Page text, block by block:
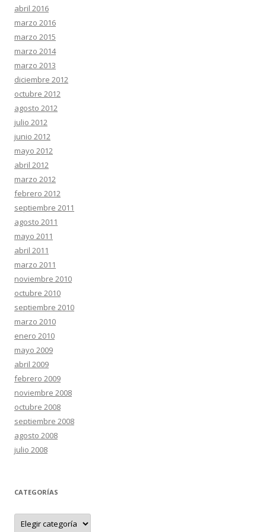
abril 2016
marzo 2016
marzo 2015
marzo 2014
marzo 2013
diciembre 2012
octubre 2012
agosto 2012
julio 2012
junio 2012
mayo 2012
abril 2012
marzo 2012
febrero 2012
septiembre 2011
agosto 2011
mayo 2011
abril 2011
marzo 2011
noviembre 2010
octubre 2010
septiembre 2010
marzo 2010
enero 2010
mayo 2009
abril 2009
febrero 2009
noviembre 2008
octubre 2008
septiembre 2008
agosto 2008
julio 2008
CATEGORÍAS
C